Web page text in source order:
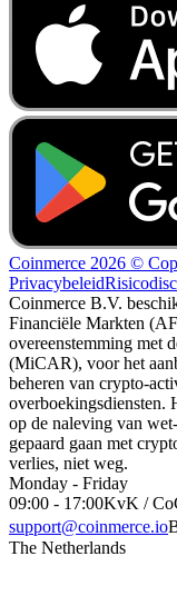
Coinmerce 2026 ©
Privacybeleid
Coinmerce B.V.
Financiële Markten
overeenstemming met
(MiCAR), voor het
beheren van crypto-
overboekingsdiensten.
op de naleving van
gepaard gaan met
verlies, niet weg.
Monday - Friday
09:00 - 17:00KvK /
support@coinmerce.io
The Netherlands